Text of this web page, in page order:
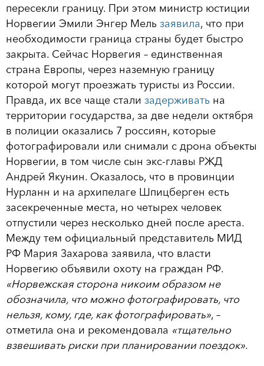
пересекли границу. При этом министр юстиции
Норвегии Эмили Энгер Мель заявила, что при
необходимости граница страны будет быстро
закрыта. Сейчас Норвегия – единственная
страна Европы, через наземную границу
которой могут проезжать туристы из России.
Правда, их все чаще стали задерживать на
территории государства, за две недели октября
в полиции оказались 7 россиян, которые
фотографировали или снимали с дрона объекты
Норвегии, в том числе сын экс-главы РЖД
Андрей Якунин. Оказалось, что в провинции
Нурланн и на архипелаге Шпицберген есть
засекреченные места, но четырех человек
отпустили через несколько дней после ареста.
Между тем официальный представитель МИД
РФ Мария Захарова заявила, что власти
Норвегию объявили охоту на граждан РФ.
«Норвежская сторона никоим образом не
обозначила, что можно фотографировать, что
нельзя, кому, где, как фотографировать», –
отметила она и рекомендовала «тщательно
взвешивать риски при планировании поездок».